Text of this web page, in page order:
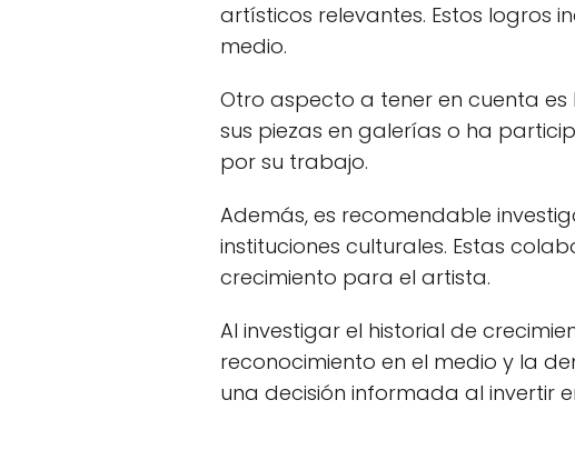
artísticos relevantes. Estos logros
medio.
Otro aspecto a tener en cuenta es
sus piezas en galerías o ha
por su trabajo.
Además, es recomendable
instituciones culturales. Estas
crecimiento para el artista.
Al investigar el historial de
reconocimiento en el medio y la
una decisión informada al invertir